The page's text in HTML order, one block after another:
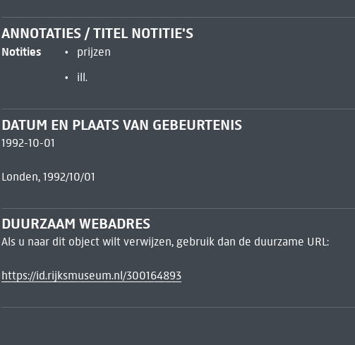
ANNOTATIES / TITEL NOTITIE'S
Notities
prijzen
ill.
DATUM EN PLAATS VAN GEBEURTENIS
1992-10-01
Londen, 1992/10/01
DUURZAAM WEBADRES
Als u naar dit object wilt verwijzen, gebruik dan de duurzame URL:
https://id.rijksmuseum.nl/300164893